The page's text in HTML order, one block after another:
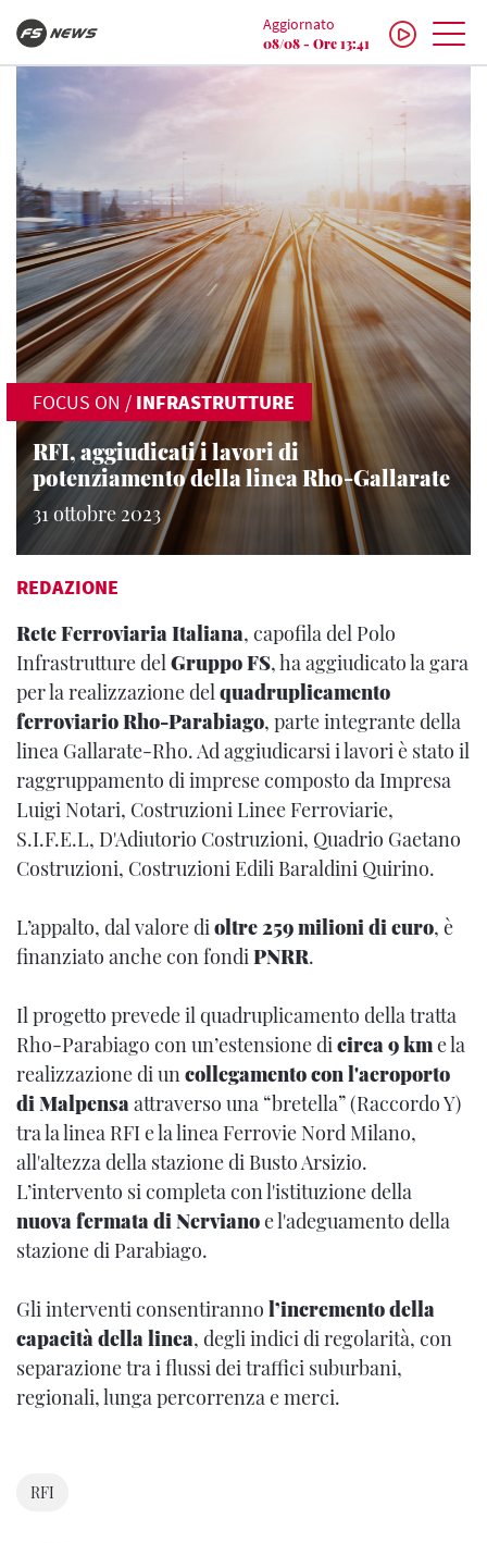
Aggiornato
08/08 - Ore 13:41
FOCUS ON / INFRASTRUTTURE
RFI, aggiudicati i lavori di
potenziamento della linea Rho-Gallarate
31 ottobre 2023
REDAZIONE
Rete Ferroviaria Italiana, capofila del Polo
Infrastrutture delGruppo FS, ha aggiudicato la gara
per la realizzazione delquadruplicamento
ferroviario Rho-Parabiago, parte integrante della
linea Gallarate-Rho. Ad aggiudicarsi i lavori è stato il
raggruppamento di imprese composto da Impresa
Luigi Notari, Costruzioni Linee Ferroviarie,
S.I.F.E.L, D'Adiutorio Costruzioni, Quadrio Gaetano
Costruzioni, Costruzioni Edili Baraldini Quirino.
L’appalto, dal valore dioltre 259 milioni di euro, è
finanziato anche con fondiPNRR.
Il progetto prevede il quadruplicamento della tratta
Rho-Parabiago con un’estensione dicirca 9 kme la
realizzazione di uncollegamento con l'aeroporto
di Malpensaattraverso una “bretella” (Raccordo Y)
tra la linea RFI e la linea Ferrovie Nord Milano,
all'altezza della stazione di Busto Arsizio.
L’intervento si completa con l'istituzione della
nuova fermata di Nervianoe l'adeguamento della
stazione di Parabiago.
Gli interventi consentiranno l’incremento della
capacità della linea, degli indici di regolarità, con
separazione tra i flussi dei traffici suburbani,
regionali, lunga percorrenza e merci.
RFI